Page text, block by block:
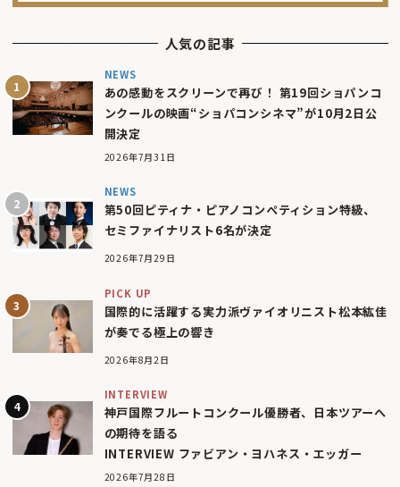
人気の記事
NEWS
あの感動をスクリーンで再び！ 第19回ショパンコ
ンクールの映画“ショパコンシネマ”が10月2日公
開決定
2026年7月31日
NEWS
第50回ピティナ・ピアノコンペティション特級、
セミファイナリスト6名が決定
2026年7月29日
PICK UP
国際的に活躍する実力派ヴァイオリニスト松本紘佳
が奏でる極上の響き
2026年8月2日
INTERVIEW
神戸国際フルートコンクール優勝者、日本ツアーへ
の期待を語る
INTERVIEW ファビアン・ヨハネス・エッガー
2026年7月28日